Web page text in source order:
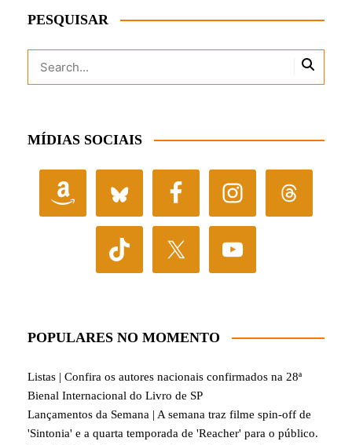
PESQUISAR
MÍDIAS SOCIAIS
POPULARES NO MOMENTO
Listas | Confira os autores nacionais confirmados na 28ª
Bienal Internacional do Livro de SP
Lançamentos da Semana | A semana traz filme spin-off de
'Sintonia' e a quarta temporada de 'Reacher' para o público.